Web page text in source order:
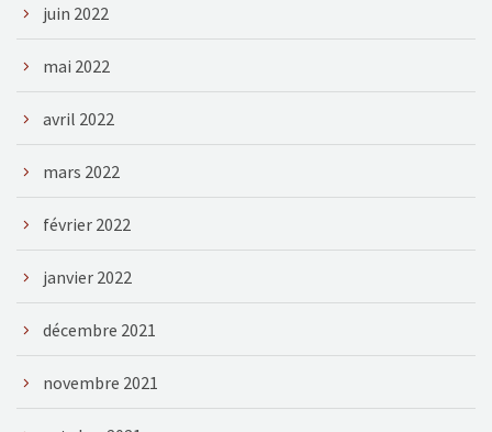
juin 2022
mai 2022
avril 2022
mars 2022
février 2022
janvier 2022
décembre 2021
novembre 2021